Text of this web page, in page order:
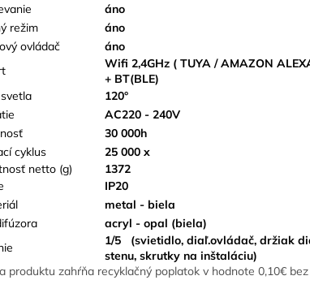
áno
režim
áno
ovládač
áno
Wifi 2,4GHz ( TUYA / AMAZON
+ BT(BLE)
120°
AC220 - 240V
30 000h
cyklus
25 000 x
netto (g)
1372
IP20
metal - biela
acryl - opal (biela)
1/5 (svietidlo, diaľ.ovládač, držiak
stenu, skrutky na inštaláciu)
produktu zahŕňa recyklačný poplatok v hodnote 0,10€